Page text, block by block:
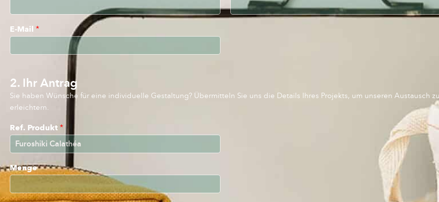
E-Mail *
2. Ihr Antrag
Sie haben Wünsche für eine individuelle Gestaltung? Übermitteln Sie uns die Details Ihres Projekts, um unseren Austausch
erleichtern.
Ref. Produkt *
Menge